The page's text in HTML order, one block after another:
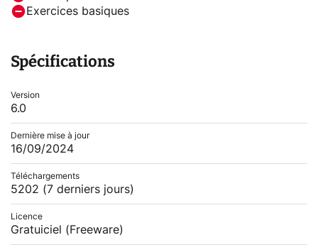
Exercices basiques
Spécifications
Version
6.0
Dernière mise à jour
16/09/2024
Téléchargements
5202 (7 derniers jours)
Licence
Gratuiciel (Freeware)